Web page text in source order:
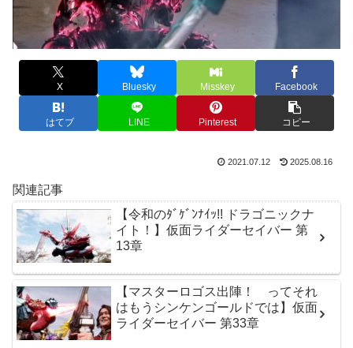
X Bluesky Misskey Facebook
はてブ LINE Pinterest コピー
2021.07.12 2025.08.16
関連記事
【令和のﾀﾞｹﾞﾝﾅｲｯ!! ドラゴニックナ
イト！】仮面ライダーセイバー 第
13章
【マスターロゴス出陣！ ってそれ
はもうシンケンゴールドでは】仮面
ライダーセイバー 第33章